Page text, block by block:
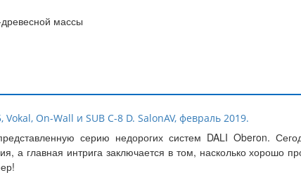
массы
On-Wall и SUB C-8 D. SalonAV, февраль 2019.
серию недорогих систем DALI Oberon.
а главная интрига заключается в том, насколько